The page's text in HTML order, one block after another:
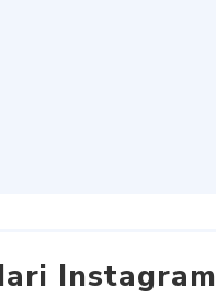
Instagram